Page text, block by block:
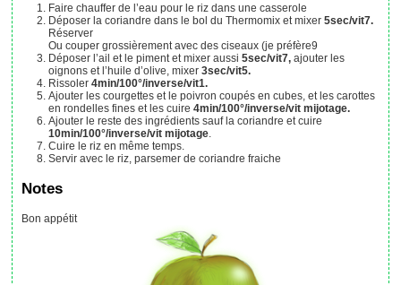
Faire chauffer de l’eau pour le riz dans une casserole
Déposer la coriandre dans le bol du Thermomix et mixer5sec/vit7.
Réserver
Ou couper grossièrement avec des ciseaux (je préfère9
Déposer l’ail et le piment et mixer aussi5sec/vit7, ajouter les
oignons et l’huile d’olive, mixer3sec/vit5.
Rissoler4min/100°/inverse/vit1.
Ajouter les courgettes et le poivron coupés en cubes, et les carottes
en rondelles fines et les cuire4min/100°/inverse/vit mijotage.
Ajouter le reste des ingrédients sauf la coriandre et cuire
10min/100°/inverse/vit mijotage.
Cuire le riz en même temps.
Servir avec le riz, parsemer de coriandre fraiche
Notes
Bon appétit